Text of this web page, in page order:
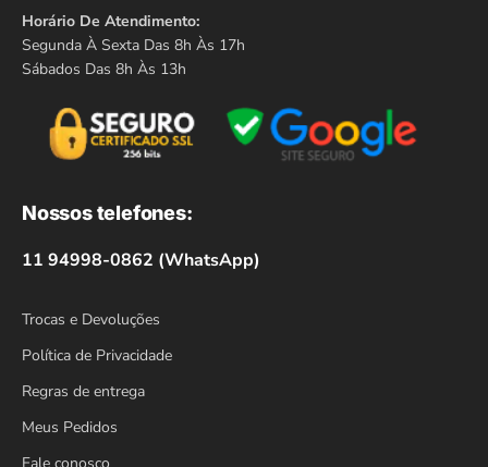
Horário De Atendimento:
Segunda À Sexta Das 8h Às 17h
Sábados Das 8h Às 13h
Nossos telefones:
11 94998-0862 (WhatsApp)
Trocas e Devoluções
Política de Privacidade
Regras de entrega
Meus Pedidos
Fale conosco